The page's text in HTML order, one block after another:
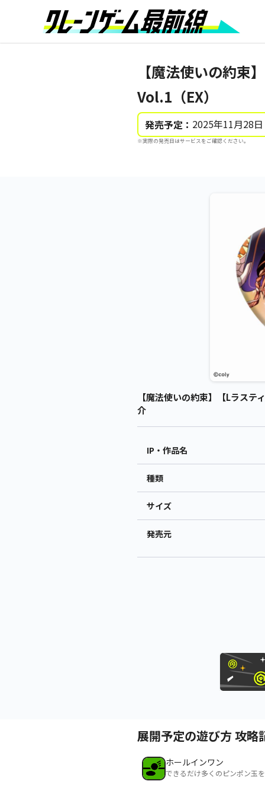
【魔法使いの約束
Vol.1（EX）
発売予定： 2025年11月28
※実際の発売日はサービスをご確認ください。
【魔法使いの約束】【Lラス
介
IP・作品名
種類
サイズ
発売元
展開予定の遊び方 攻略
ホールインワン
できるだけ多くのピンポン玉